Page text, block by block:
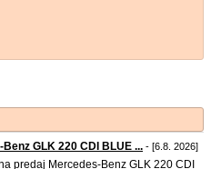
GLK 220 CDI BLUE ... - [6.8. 2026]
predaj Mercedes-Benz GLK 220 CDI